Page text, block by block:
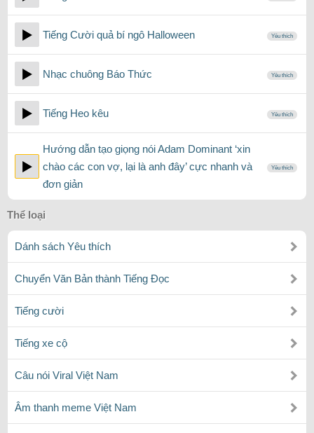
Tiếng Cười quả bí ngô Halloween Yêu thích
Nhạc chuông Báo Thức Yêu thích
Tiếng Heo kêu Yêu thích
Hướng dẫn tạo giọng nói Adam Dominant ‘xin
chào các con vợ, lại là anh đây’ cực nhanh và
đơn giản
Yêu thích
Thể loại
Dánh sách Yêu thích
Chuyển Văn Bản thành Tiếng Đọc
Tiếng cười
Tiếng xe cộ
Câu nói Viral Việt Nam
Âm thanh meme Việt Nam